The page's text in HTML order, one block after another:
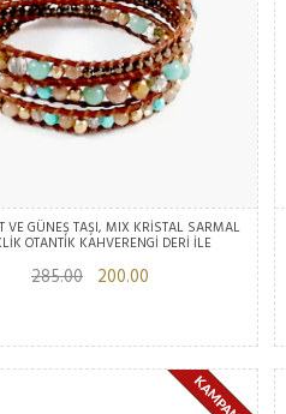
VE GÜNEŞ TAŞI, MIX KRİSTAL SARMAL
OTANTİK KAHVERENGİ DERİ İLE
285.00 200.00